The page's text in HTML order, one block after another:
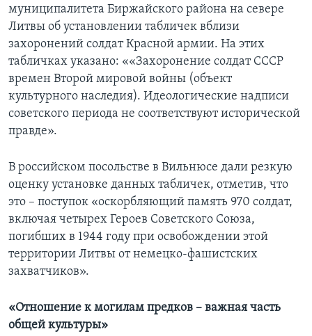
муниципалитета Биржайского района на севере
Литвы об установлении табличек вблизи
захоронений солдат Красной армии. На этих
табличках указано: ««Захоронение солдат СССР
времен Второй мировой войны (объект
культурного наследия). Идеологические надписи
советского периода не соответствуют исторической
правде».
В российском посольстве в Вильнюсе дали резкую
оценку установке данных табличек, отметив, что
это – поступок «оскорбляющий память 970 солдат,
включая четырех Героев Советского Союза,
погибших в 1944 году при освобождении этой
территории Литвы от немецко-фашистских
захватчиков».
«Отношение к могилам предков – важная часть
общей культуры»